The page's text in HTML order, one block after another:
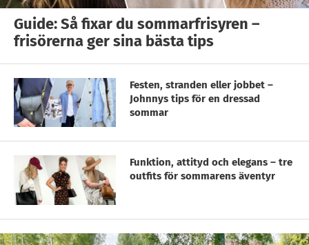
Guide: Så fixar du sommarfrisyren –
frisörerna ger sina bästa tips
Festen, stranden eller jobbet –
Johnnys tips för en dressad
sommar
Funktion, attityd och elegans – tre
outfits för sommarens äventyr